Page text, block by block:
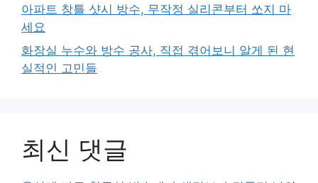
아파트 창틀 샷시 방수, 무작정 실리콘부터 쏘지 마
세요
화장실 누수와 방수 공사, 직접 겪어보니 알게 된 현
실적인 고민들
최신 댓글